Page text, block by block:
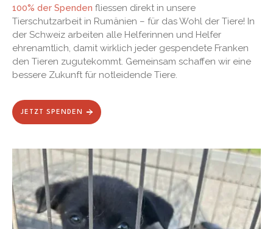
100% der Spenden fliessen direkt in unsere
Tierschutzarbeit in Rumänien – für das Wohl der Tiere! In
der Schweiz arbeiten alle Helferinnen und Helfer
ehrenamtlich, damit wirklich jeder gespendete Franken
den Tieren zugutekommt. Gemeinsam schaffen wir eine
bessere Zukunft für notleidende Tiere.
JETZT SPENDEN